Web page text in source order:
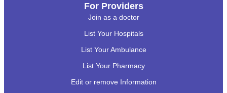
For Providers
Join as a doctor
List Your Hospitals
List Your Ambulance
List Your Pharmacy
Edit or remove Information